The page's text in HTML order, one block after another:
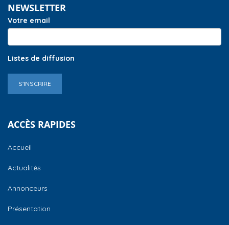
NEWSLETTER
Votre email
Listes de diffusion
S'INSCRIRE
ACCÈS RAPIDES
Accueil
Actualités
Annonceurs
Présentation